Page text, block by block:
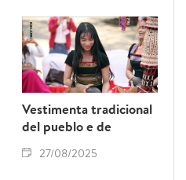
Vestimenta tradicional
del pueblo e de
27/08/2025